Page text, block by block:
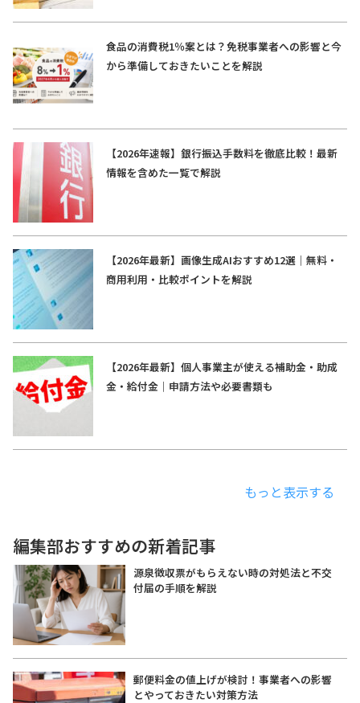
食品の消費税1％案とは？免税事業者への影響と今
から準備しておきたいことを解説
【2026年速報】銀行振込手数料を徹底比較！最新
情報を含めた一覧で解説
【2026年最新】画像生成AIおすすめ12選｜無料・
商用利用・比較ポイントを解説
【2026年最新】個人事業主が使える補助金・助成
金・給付金｜申請方法や必要書類も
もっと表示する
編集部おすすめの新着記事
源泉徴収票がもらえない時の対処法と不交
付届の手順を解説
郵便料金の値上げが検討！事業者への影響
とやっておきたい対策方法